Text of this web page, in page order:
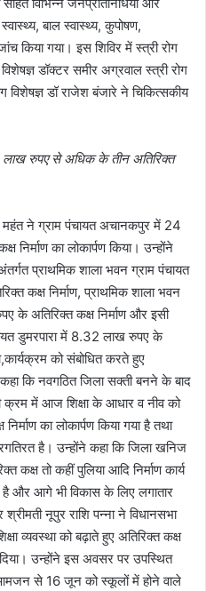
विभिन्न जनप्रतिनिधियों और
बाल स्वास्थ्य, कुपोषण,
किया गया। इस शिविर में स्त्री रोग
डॉक्टर समीर अग्रवाल स्त्री रोग
डॉ राजेश बंजारे ने चिकित्सकीय
रुपए से अधिक के तीन अतिरिक्त
महंत ने ग्राम पंचायत अचानकपुर में 24
का लोकार्पण किया। उन्होंने
प्राथमिक शाला भवन ग्राम पंचायत
कक्ष निर्माण, प्राथमिक शाला भवन
के अतिरिक्त कक्ष निर्माण और इसी
डुमरपारा में 8.32 लाख रुपए के
को संबोधित करते हुए
कि नवगठित जिला सक्ती बनने के बाद
क्रम में आज शिक्षा के आधार व नीव को
का लोकार्पण किया गया है तथा
है। उन्होंने कहा कि जिला खनिज
तो कहीं पुलिया आदि निर्माण कार्य
है और आगे भी विकास के लिए लगातार
नूपुर राशि पन्ना ने विधानसभा
व्यवस्था को बढ़ाते हुए अतिरिक्त कक्ष
उन्होंने इस अवसर पर उपस्थित
से 16 जून को स्कूलों में होने वाले